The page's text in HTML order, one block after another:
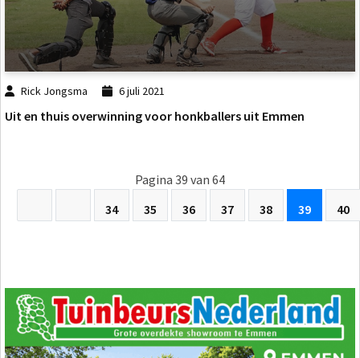
Rick Jongsma 6 juli 2021
Uit en thuis overwinning voor honkballers uit Emmen
Pagina 39 van 64
34
35 36 37 38 39 40